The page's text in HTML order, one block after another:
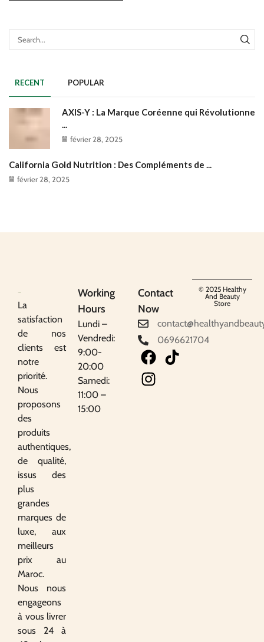
RECENT POPULAR
AXIS-Y : La Marque Coréenne qui Révolutionne
...
février 28, 2025
California Gold Nutrition : Des Compléments de ...
février 28, 2025
La
satisfaction
de nos
clients est
notre
priorité.
Nous
proposons
des
produits
authentiques,
de qualité,
issus des
plus
grandes
marques de
luxe, aux
meilleurs
prix au
Maroc.
Nous nous
engageons
à vous livrer
sous 24 à
Working
Hours
Lundi –
Vendredi:
9:00-
20:00
Samedi:
11:00 –
15:00
Contact
Now
0696621704
© 2025 Healthy
And Beauty
Store